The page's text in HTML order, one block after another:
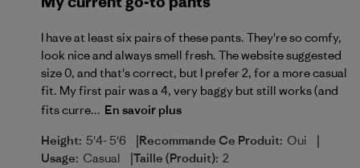
I have at least six pairs of these pants. They're so comfy,
look nice and always smell fresh. The website suggested
size 0, and that's correct, but I prefer 2, for a more casual
fit. My first pair was a 4, very baggy but still works (and
fits curre... En savoir plus
Height: 5'4- 5'6 |Recommande Ce Produit: Oui |
Usage: Casual |Taille (produit): 2